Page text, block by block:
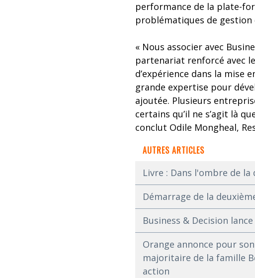
performance de la plate-
problématiques de
« Nous associer avec
partenariat renforcé avec
d’expérience dans la mise
grande expertise pour
ajoutée. Plusieurs
certains qu’il ne s’agit là
conclut Odile Mongheal,
AUTRES ARTICLES
Livre : Dans l'ombre de
Démarrage de la
Business & Decision
Orange annonce pour
majoritaire de la famille
action